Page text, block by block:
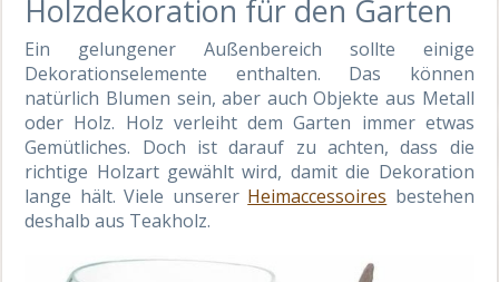
Holzdekoration für den Garten
Ein gelungener Außenbereich sollte einige
Dekorationselemente enthalten. Das können
natürlich Blumen sein, aber auch Objekte aus Metall
oder Holz. Holz verleiht dem Garten immer etwas
Gemütliches. Doch ist darauf zu achten, dass die
richtige Holzart gewählt wird, damit die Dekoration
lange hält. Viele unserer Heimaccessoires bestehen
deshalb aus Teakholz.